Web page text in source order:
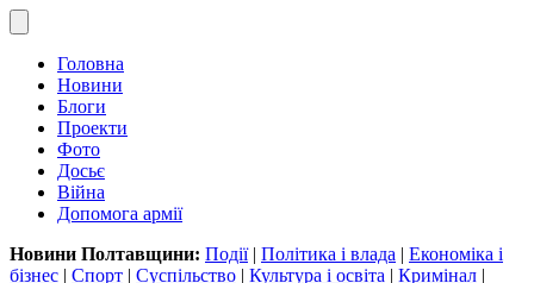
Головна
Новини
Блоги
Проекти
Фото
Досьє
Війна
Допомога армії
Новини Полтавщини: Події| Політика і влада | Економіка і
бізнес | Спорт | Суспільство | Культура і освіта | Кримінал |